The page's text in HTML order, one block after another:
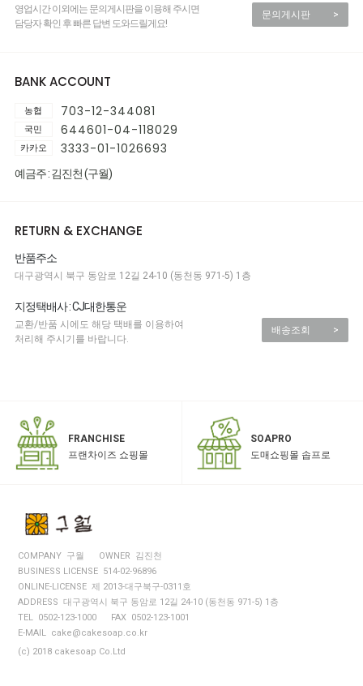
영업시간 이외에는 문의게시판을 이용해 주시면
담당자 확인 후 빠른 답변 도와드릴게요!
문의게시판 >
BANK ACCOUNT
농협 703-12-344081
국민 644601-04-118029
카카오 3333-01-1026693
예금주 : 김진천 (구월)
RETURN & EXCHANGE
반품주소
대구광역시 북구 동암로 12길 24-10 (동천동 971-5) 1층
지정택배사 : CJ대한통운
교환/반품 시에도 해당 택배를 이용하여
처리해 주시기를 바랍니다.
배송조회 >
FRANCHISE
프랜차이즈 쇼핑몰
SOAPRO
도매쇼핑몰 솝프로
COMPANY 구월
OWNER 김진천
BUSINESS LICENSE 514-02-96896
ONLINE-LICENSE 제 2013-대구북구-0311호
ADDRESS 대구광역시 북구 동암로 12길 24-10 (동천동 971-5) 1층
TEL 0502-123-1000
FAX 0502-123-1001
E-MAIL cake@cakesoap.co.kr
(c) 2018 cakesoap Co.Ltd